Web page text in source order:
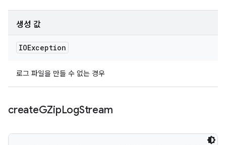
생성 값
IOException
로그 파일을 만들 수 없는 경우
createGZipLogStream